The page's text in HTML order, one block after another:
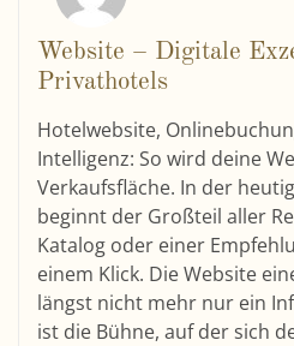
Website – Digitale
Privathotels
Hotelwebsite,
Intelligenz: So wird deine
Verkaufsfläche. In der
beginnt der Großteil aller
Katalog oder einer
einem Klick. Die Website
längst nicht mehr nur ein
ist die Bühne, auf der sich